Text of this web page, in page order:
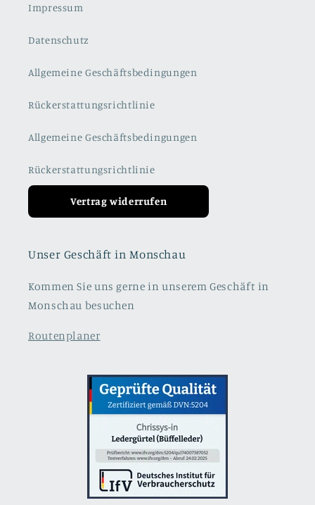
Impressum
Datenschutz
Allgemeine Geschäftsbedingungen
Rückerstattungsrichtlinie
Allgemeine Geschäftsbedingungen
Rückerstattungsrichtlinie
Vertrag widerrufen
Unser Geschäft in Monschau
Kommen Sie uns gerne in unserem Geschäft in
Monschau besuchen
Routenplaner